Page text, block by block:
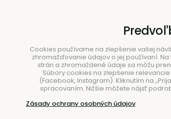
STOLOVANIE
Cookies používame na zlepšenie vašej
zhromažďovanie údajov o jej používaní.
strán a zhromaždené údaje sa môžu
Súbory cookies na zlepšenie
(Facebook, Instagram). Kliknutím na
spracovaním. Nižšie môžete nájsť
Zásady ochrany osobných údajov